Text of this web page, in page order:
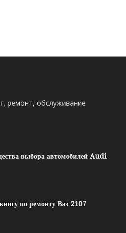
ремонт, обслуживание
выбора автомобилей Audi
по ремонту Ваз 2107